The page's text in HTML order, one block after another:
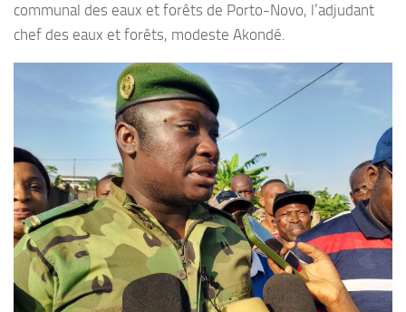
communal des eaux et forêts de Porto-Novo, l’adjudant
chef des eaux et forêts, modeste Akondé.